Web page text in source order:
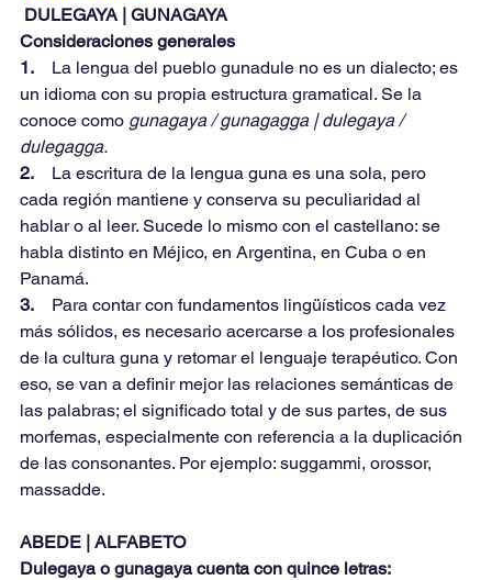
DULEGAYA | GUNAGAYA
Consideraciones generales
1. La lengua del pueblo gunadule no es un dialecto; es
un idioma con su propia estructura gramatical. Se la
conoce como gunagaya / gunagagga | dulegaya /
dulegagga.
2. La escritura de la lengua guna es una sola, pero
cada región mantiene y conserva su peculiaridad al
hablar o al leer. Sucede lo mismo con el castellano: se
habla distinto en Méjico, en Argentina, en Cuba o en
Panamá.
3. Para contar con fundamentos lingüísticos cada vez
más sólidos, es necesario acercarse a los profesionales
de la cultura guna y retomar el lenguaje terapéutico. Con
eso, se van a definir mejor las relaciones semánticas de
las palabras; el significado total y de sus partes, de sus
morfemas, especialmente con referencia a la duplicación
de las consonantes. Por ejemplo: suggammi, orossor,
massadde.
ABEDE | ALFABETO
Dulegaya o gunagaya cuenta con quince letras: